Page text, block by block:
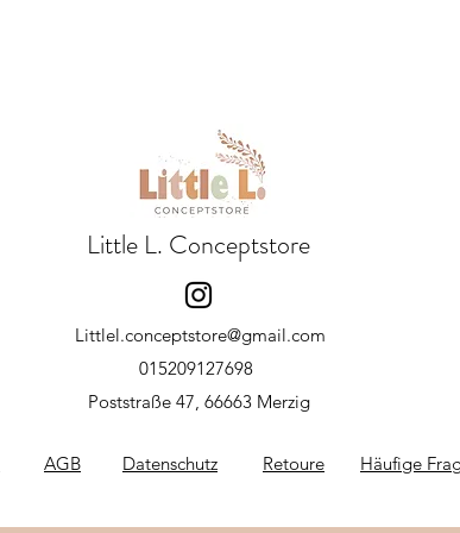
Little L. Conceptstore
Littlel.conceptstore@gmail.com
015209127698
Poststraße 47, 66663 Merzig
AGB Datenschutz Retoure Häufige